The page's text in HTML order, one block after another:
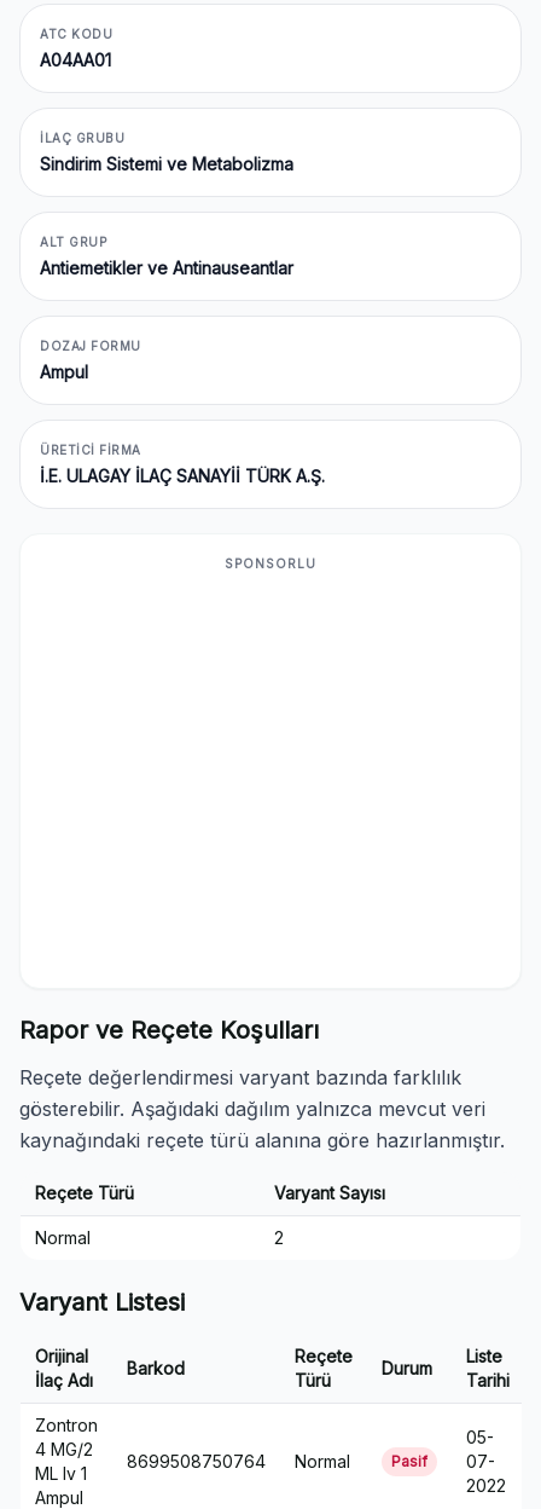
ATC KODU
A04AA01
İLAÇ GRUBU
Sindirim Sistemi ve Metabolizma
ALT GRUP
Antiemetikler ve Antinauseantlar
DOZAJ FORMU
Ampul
ÜRETICI FIRMA
İ.E. ULAGAY İLAÇ SANAYİİ TÜRK A.Ş.
SPONSORLU
Rapor ve Reçete Koşulları
Reçete değerlendirmesi varyant bazında farklılık
gösterebilir. Aşağıdaki dağılım yalnızca mevcut veri
kaynağındaki reçete türü alanına göre hazırlanmıştır.
Reçete Türü Varyant Sayısı
Normal 2
Varyant Listesi
Orijinal
İlaç Adı
Barkod
Reçete
Türü
Durum
Liste
Tarihi
Zontron
4 MG/2
ML Iv 1
Ampul
8699508750764 Normal Pasif
05-
07-
2022